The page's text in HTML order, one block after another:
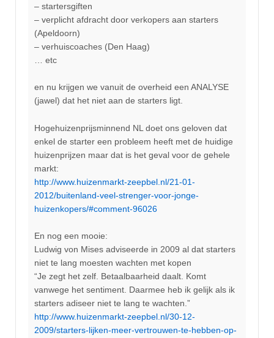
– startersgiften
– verplicht afdracht door verkopers aan starters
(Apeldoorn)
– verhuiscoaches (Den Haag)
… etc
en nu krijgen we vanuit de overheid een ANALYSE
(jawel) dat het niet aan de starters ligt.
Hogehuizenprijsminnend NL doet ons geloven dat
enkel de starter een probleem heeft met de huidige
huizenprijzen maar dat is het geval voor de gehele
markt:
http://www.huizenmarkt-zeepbel.nl/21-01-
2012/buitenland-veel-strenger-voor-jonge-
huizenkopers/#comment-96026
En nog een mooie:
Ludwig von Mises adviseerde in 2009 al dat starters
niet te lang moesten wachten met kopen
“Je zegt het zelf. Betaalbaarheid daalt. Komt
vanwege het sentiment. Daarmee heb ik gelijk als ik
starters adiseer niet te lang te wachten.”
http://www.huizenmarkt-zeepbel.nl/30-12-
2009/starters-lijken-meer-vertrouwen-te-hebben-op-